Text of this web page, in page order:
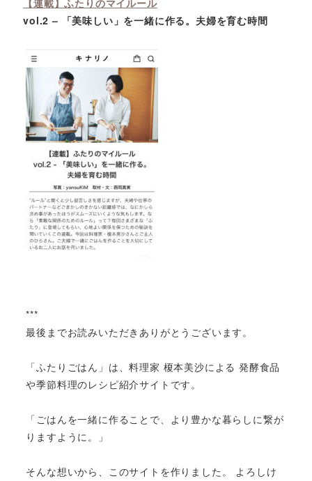
【連載】ふたりのマイルール
vol.2 – 「美味しい」を一緒に作る。夫婦を育む時間
***
最後までお読みいただきありがとうございます。
「ふたりごはん」は、料理家 榎本美沙による 発酵食品
や季節料理のレシピ紹介サイトです。
「ごはんを一緒に作ることで、より豊かな暮らしに繋が
りますように。」
そんな想いから、このサイトを作りました。 よろしけ